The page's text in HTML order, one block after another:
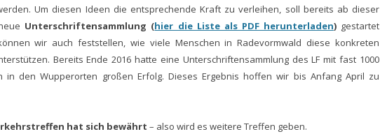
Um diesen Ideen die entsprechende Kraft zu verleihen, soll bereits ab dieser
Unterschriftensammlung (hier die Liste als PDF herunterladen)gestartet
wir auch feststellen, wie viele Menschen in Radevormwald diese konkreten
Bereits Ende 2016 hatte eine Unterschriftensammlung des LF mit fast 1000
in den Wupperorten großen Erfolg. Dieses Ergebnis hoffen wir bis Anfang April zu
hat sich bewährt – also wird es weitere Treffen geben.